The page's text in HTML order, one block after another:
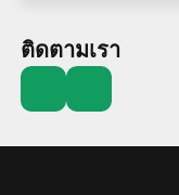
ติดตามเรา